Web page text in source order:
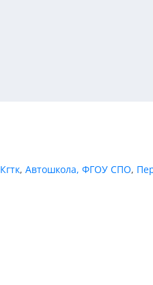
Кгтк, Автошкола, ФГОУ СПО,